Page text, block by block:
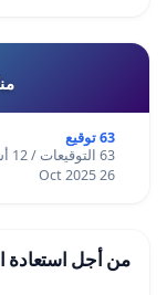
63 توقيع
63 التوقيعات / 12 أشهر
26 Oct 2025
من أجل استعادة